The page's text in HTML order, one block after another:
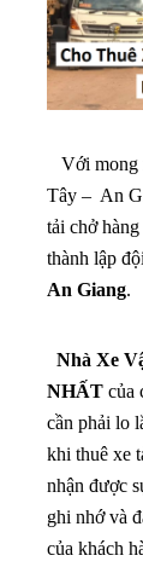
Với mong
Tây – An
tải chở
thành lập
An Giang.
Nhà Xe
NHẤT của
cần phải lo
khi thuê xe
nhận được
ghi nhớ và
của khách